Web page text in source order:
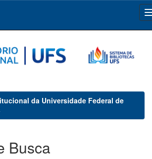
da Universidade Federal de
Busca